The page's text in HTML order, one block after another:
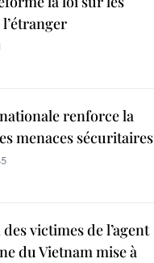
renforce la
menaces sécuritaires
victimes de l’agent
du Vietnam mise à